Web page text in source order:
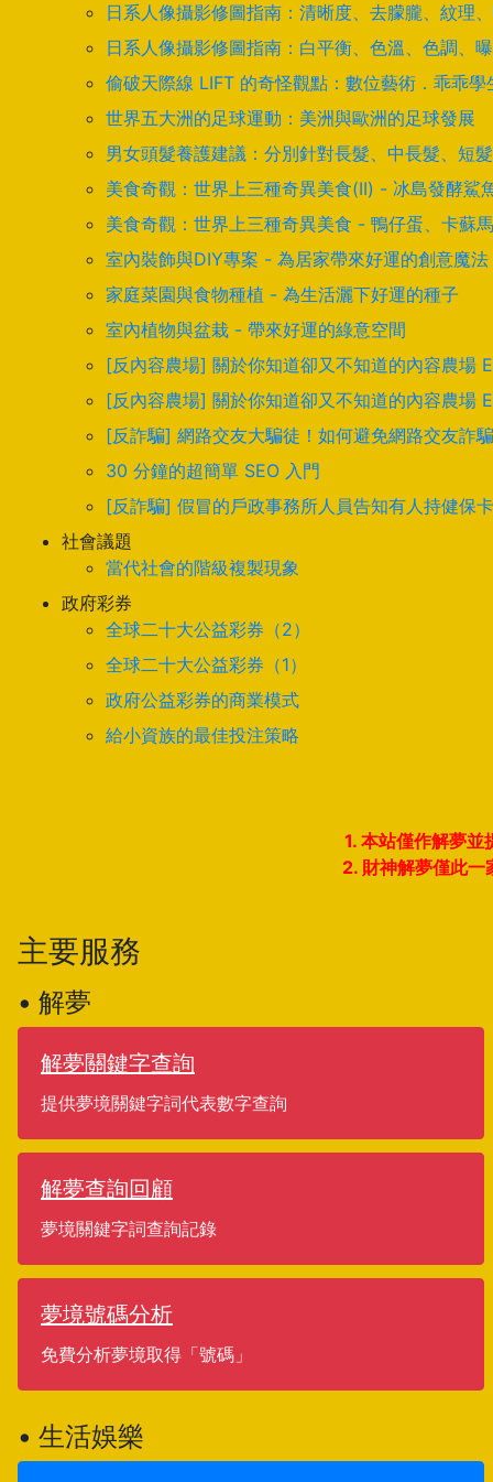
日系人像攝影修圖指南：清晰度、去朦朧、紋理
日系人像攝影修圖指南：白平衡、色溫、色調、
偷破天際線 LIFT 的奇怪觀點：數位藝術．乖乖學
世界五大洲的足球運動：美洲與歐洲的足球發展
男女頭髮養護建議：分別針對長髮、中長髮、短
美食奇觀：世界上三種奇異美食(II) - 冰島發酵鯊
美食奇觀：世界上三種奇異美食 - 鴨仔蛋、卡蘇
室內裝飾與DIY專案 - 為居家帶來好運的創意魔法
家庭菜園與食物種植 - 為生活灑下好運的種子
室內植物與盆栽 - 帶來好運的綠意空間
[反內容農場] 關於你知道卻又不知道的內容農場
[反內容農場] 關於你知道卻又不知道的內容農場
[反詐騙] 網路交友大騙徒！如何避免網路交友詐
30 分鐘的超簡單 SEO 入門
[反詐騙] 假冒的戶政事務所人員告知有人持健保
社會議題
當代社會的階級複製現象
政府彩券
全球二十大公益彩券（2）
全球二十大公益彩券（1）
政府公益彩券的商業模式
給小資族的最佳投注策略
1. 本站僅作解夢並
2. 財神解夢僅此一
主要服務
• 解夢
解夢關鍵字查詢
提供夢境關鍵字詞代表數字查詢
解夢查詢回顧
夢境關鍵字詞查詢記錄
夢境號碼分析
免費分析夢境取得「號碼」
• 生活娛樂